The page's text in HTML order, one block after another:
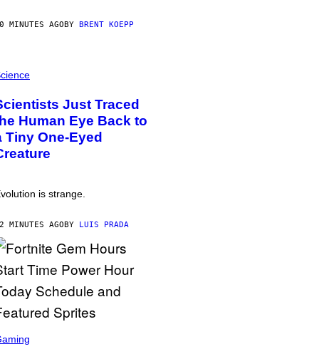
MINUTES AGOBY BRENT KOEPP
Just Traced
Human Eye Back to
Tiny One-Eyed
is strange.
MINUTES AGOBY LUIS PRADA